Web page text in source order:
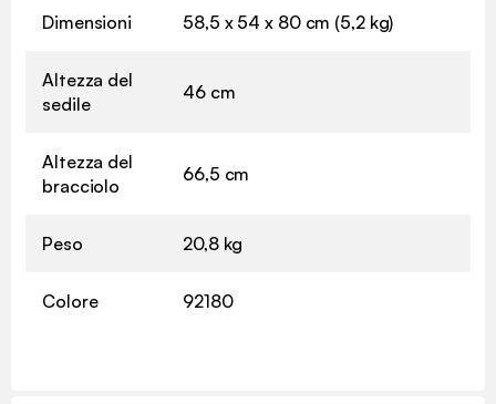
Dimensioni 58,5 x 54 x 80 cm (5,2 kg)
Altezza del
sedile
46 cm
Altezza del
bracciolo
66,5 cm
Peso 20,8 kg
Colore 92180